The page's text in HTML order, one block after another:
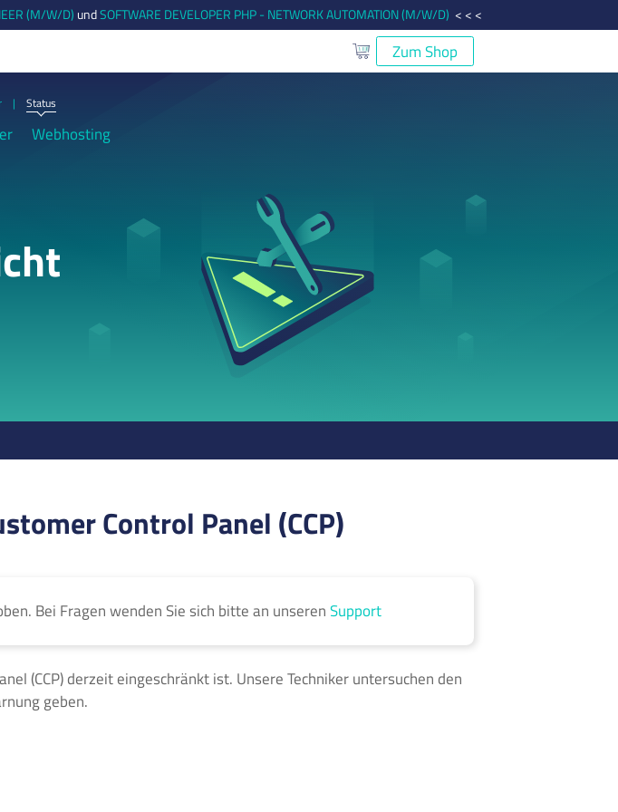
(M/W/D) undSOFTWARE DEVELOPER PHP - NETWORK AUTOMATION (M/W/D) < < <
Zum Shop
Status
Webhosting
Control Panel (CCP)
Bei Fragen wenden Sie sich bitte an unserenSupport
(CCP) derzeit eingeschränkt ist. Unsere Techniker untersuchen den
geben.